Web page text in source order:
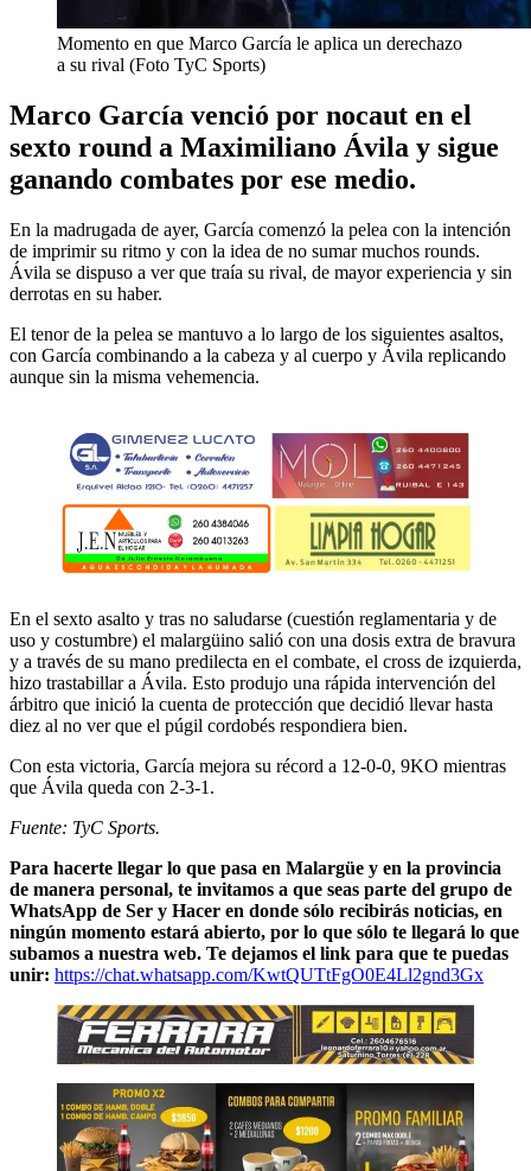
Momento en que Marco García le aplica un derechazo
a su rival (Foto TyC Sports)
Marco García venció por nocaut en el
sexto round a Maximiliano Ávila y sigue
ganando combates por ese medio.
En la madrugada de ayer, García comenzó la pelea con la intención
de imprimir su ritmo y con la idea de no sumar muchos rounds.
Ávila se dispuso a ver que traía su rival, de mayor experiencia y sin
derrotas en su haber.
El tenor de la pelea se mantuvo a lo largo de los siguientes asaltos,
con García combinando a la cabeza y al cuerpo y Ávila replicando
aunque sin la misma vehemencia.
En el sexto asalto y tras no saludarse (cuestión reglamentaria y de
uso y costumbre) el malargüino salió con una dosis extra de bravura
y a través de su mano predilecta en el combate, el cross de izquierda,
hizo trastabillar a Ávila. Esto produjo una rápida intervención del
árbitro que inició la cuenta de protección que decidió llevar hasta
diez al no ver que el púgil cordobés respondiera bien.
Con esta victoria, García mejora su récord a 12-0-0, 9KO mientras
que Ávila queda con 2-3-1.
Fuente: TyC Sports.
Para hacerte llegar lo que pasa en Malargüe y en la provincia
de manera personal, te invitamos a que seas parte del grupo de
WhatsApp de Ser y Hacer en donde sólo recibirás noticias, en
ningún momento estará abierto, por lo que sólo te llegará lo que
subamos a nuestra web. Te dejamos el link para que te puedas
unir: https://chat.whatsapp.com/KwtQUTtFgO0E4Ll2gnd3Gx